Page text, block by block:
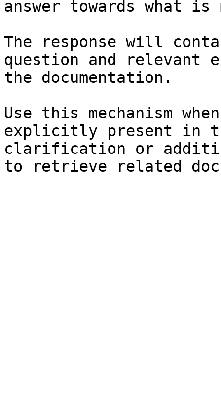
answer towards what
The response will
question and relevant
the documentation.
Use this mechanism
explicitly present in
clarification or